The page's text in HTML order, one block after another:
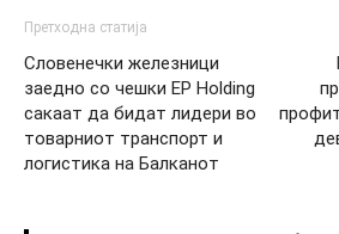
Претходна статија
Словенечки железници
заедно со чешки EP Holding
сакаат да бидат лидери во
товарниот транспорт и
логистика на Балканот